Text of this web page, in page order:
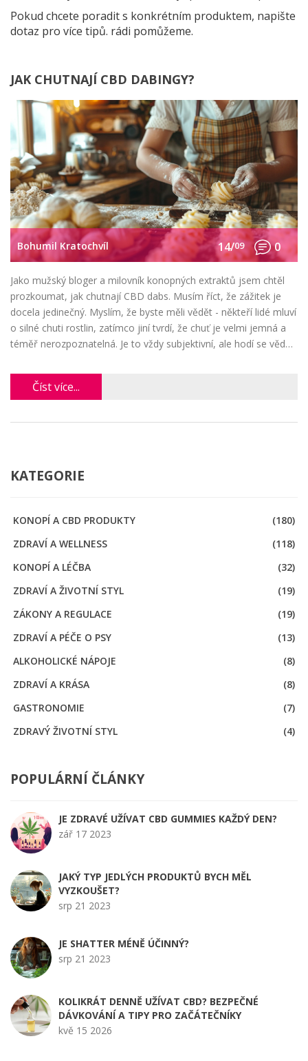
Pokud chcete poradit s konkrétním produktem, napište
dotaz pro více tipů. rádi pomůžeme.
JAK CHUTNAJÍ CBD DABINGY?
Bohumil Kratochvíl 14/09 0
Jako mužský bloger a milovník konopných extraktů jsem chtěl
prozkoumat, jak chutnají CBD dabs. Musím říct, že zážitek je
docela jedinečný. Myslím, že byste měli vědět - někteří lidé mluví
o silné chuti rostlin, zatímco jiní tvrdí, že chuť je velmi jemná a
téměř nerozpoznatelná. Je to vždy subjektivní, ale hodí se vědět,
tato stránka je pro vás.
Číst více...
KATEGORIE
KONOPÍ A CBD PRODUKTY
(180)
ZDRAVÍ A WELLNESS
(118)
KONOPÍ A LÉČBA
(32)
ZDRAVÍ A ŽIVOTNÍ STYL
(19)
ZÁKONY A REGULACE
(19)
ZDRAVÍ A PÉČE O PSY
(13)
ALKOHOLICKÉ NÁPOJE
(8)
ZDRAVÍ A KRÁSA
(8)
GASTRONOMIE
(7)
ZDRAVÝ ŽIVOTNÍ STYL
(4)
POPULÁRNÍ ČLÁNKY
JE ZDRAVÉ UŽÍVAT CBD GUMMIES KAŽDÝ DEN?
zář 17 2023
JAKÝ TYP JEDLÝCH PRODUKTŮ BYCH MĚL
VYZKOUŠET?
srp 21 2023
JE SHATTER MÉNĚ ÚČINNÝ?
srp 21 2023
KOLIKRÁT DENNĚ UŽÍVAT CBD? BEZPEČNÉ
DÁVKOVÁNÍ A TIPY PRO ZAČÁTEČNÍKY
kvě 15 2026